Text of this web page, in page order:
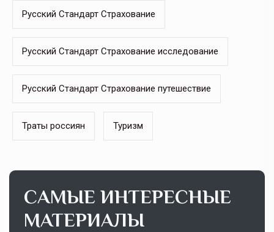
Русский Стандарт Страхование
Русский Стандарт Страхование исследование
Русский Стандарт Страхование путешествие
Траты россиян Туризм
САМЫЕ ИНТЕРЕСНЫЕ
МАТЕРИАЛЫ